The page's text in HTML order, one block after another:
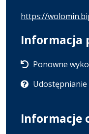
https://
Informacja
Ponowne
Informacje